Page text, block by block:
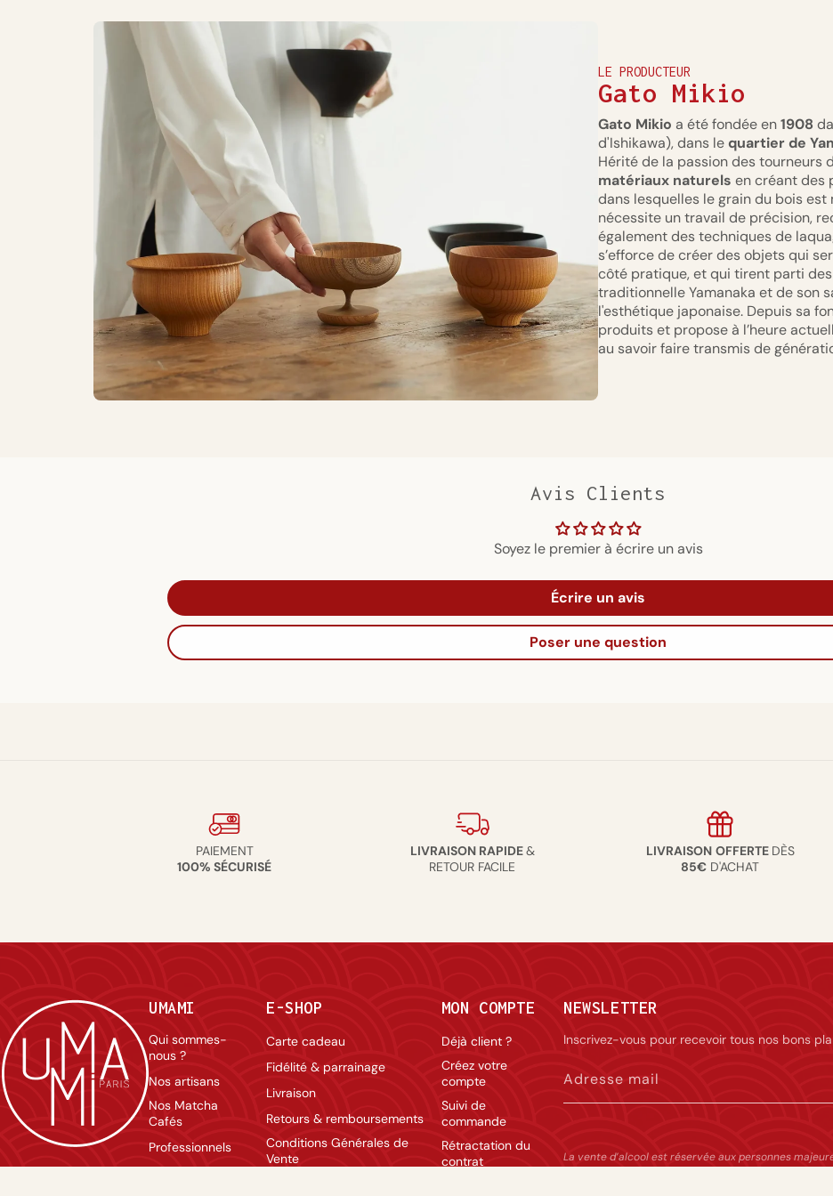
Boissons
LE PRODUCTEUR
Gato Mikio
Gato Mikio a été fondée en1908
d'Ishikawa), dans lequartier de
Hérité de la passion des tourneurs
matériaux naturels en créant des
dans lesquelles le grain du bois est
nécessite un travail de précision,
également des techniques de
s’efforce de créer des objets qui
côté pratique, et qui tirent parti
traditionnelle Yamanaka et de son
l'esthétique japonaise. Depuis sa
produits et propose à l’heure
au savoir faire transmis de
Avis Clients
Soyez le premier à écrire un avis
Écrire un avis
Poser une question
PAIEMENT
100% SÉCURISÉ
LIVRAISON RAPIDE&
RETOUR FACILE
LIVRAISON OFFERTE DÈS
85€ D'ACHAT
UMAMI
Qui sommes-
nous ?
Nos artisans
Nos Matcha
Cafés
Professionnels
E-SHOP
Carte cadeau
Fidélité & parrainage
Livraison
Retours & remboursements
Conditions Générales de
Vente
MON COMPTE
Déjà client ?
Créez votre
compte
Suivi de
commande
Rétractation du
contrat
NEWSLETTER
Inscrivez-vous pour recevoir tous nos bons
Adresse mail
La vente d’alcool est réservée aux personnes
modération.